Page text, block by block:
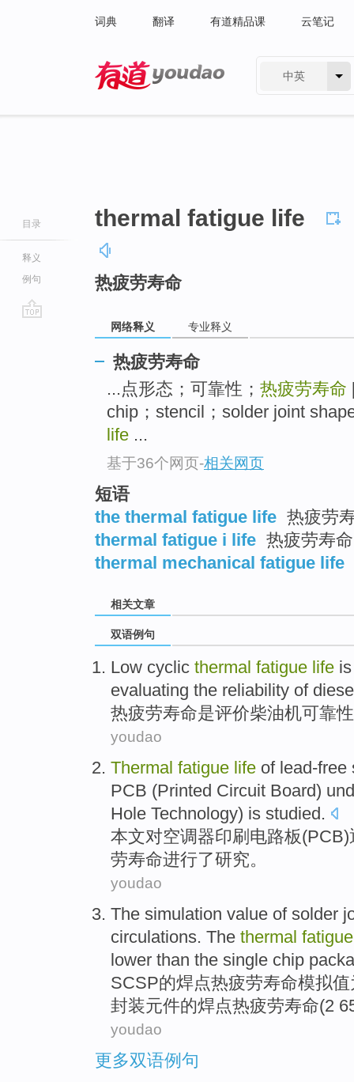
词典 翻译 有道精品课 云笔记
中英
目录
释义
例句
thermal fatigue life
热疲劳寿命
网络释义 专业释义
热疲劳寿命
...点形态；可靠性； 热疲劳寿命
chip；stencil；solder joint
life ...
基于36个网页-相关网页
短语
the thermal fatigue life 热疲劳
thermal fatigue i life 热疲劳寿命
thermal mechanical fatigue life
相关文章
双语例句
Low cyclic thermal fatigue life is
evaluating the reliability of
热疲劳寿命是评价柴油机可靠性
youdao
Thermal fatigue life of lead-free
PCB (Printed Circuit Board)
Hole Technology) is studied.
本文对空调器印刷 电路板(PCB)
劳寿命进行了研究。
youdao
The simulation value of solder
circulations. The thermal
lower than the single chip
SCSP的焊点热疲劳寿命模拟值
封装元件的焊点热疲劳寿命(2
youdao
更多双语例句